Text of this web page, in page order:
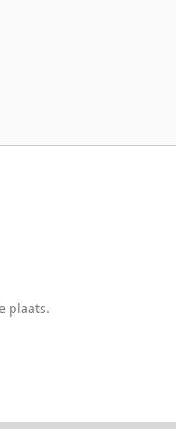
plaats.